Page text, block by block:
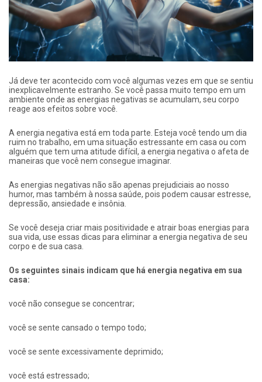
Já deve ter acontecido com você algumas vezes em que se sentiu
inexplicavelmente estranho. Se você passa muito tempo em um
ambiente onde as energias negativas se acumulam, seu corpo
reage aos efeitos sobre você.
A energia negativa está em toda parte. Esteja você tendo um dia
ruim no trabalho, em uma situação estressante em casa ou com
alguém que tem uma atitude difícil, a energia negativa o afeta de
maneiras que você nem consegue imaginar.
As energias negativas não são apenas prejudiciais ao nosso
humor, mas também à nossa saúde, pois podem causar estresse,
depressão, ansiedade e insônia.
Se você deseja criar mais positividade e atrair boas energias para
sua vida, use essas dicas para eliminar a energia negativa de seu
corpo e de sua casa.
Os seguintes sinais indicam que há energia negativa em sua
casa:
você não consegue se concentrar;
você se sente cansado o tempo todo;
você se sente excessivamente deprimido;
você está estressado;